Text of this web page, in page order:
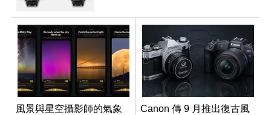
風景與星空攝影師的氣象
Canon 傳 9 月推出復古風